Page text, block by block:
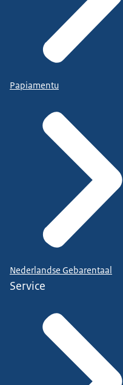
Papiamentu
Nederlandse Gebarentaal
Service